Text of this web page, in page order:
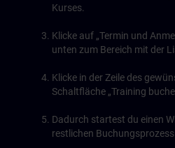
Kurses.
Klicke auf „Termin und
unten zum Bereich mit der
Klicke in der Zeile des
Schaltfläche „Training
Dadurch startest du einen
restlichen Buchungsprozess